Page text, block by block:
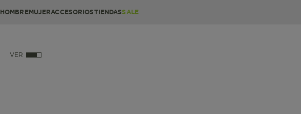
HOMBREMUJERACCESORIOSTIENDASSALE
VER